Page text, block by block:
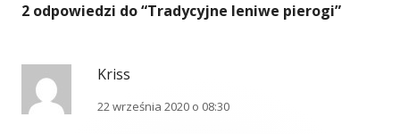
2 odpowiedzi do “Tradycyjne leniwe pierogi”
Kriss
22 września 2020 o 08:30